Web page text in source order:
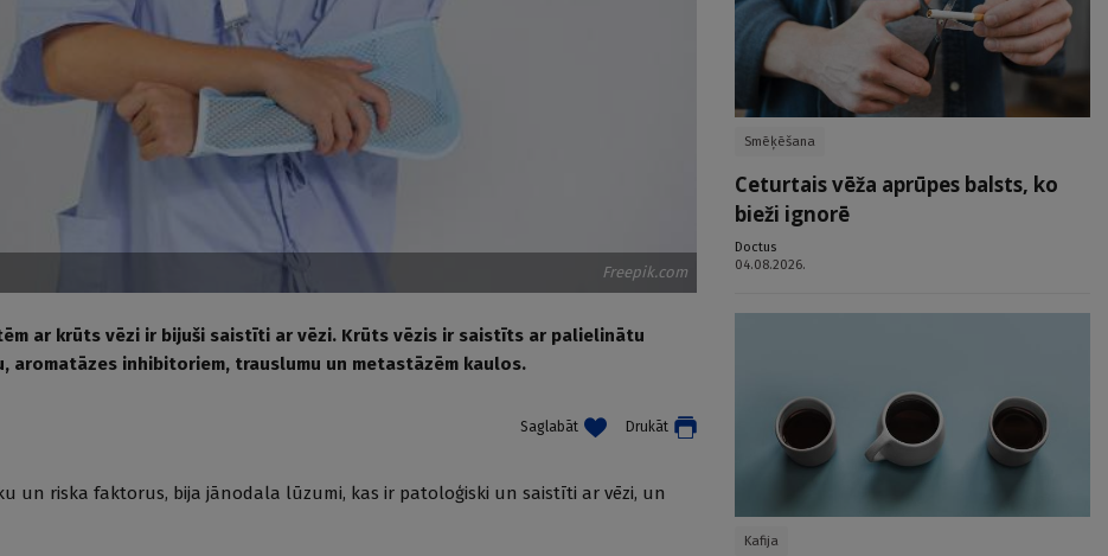
Freepik.com
ar krūts vēzi ir bijuši saistīti ar vēzi. Krūts vēzis ir saistīts ar palielinātu
inhibitoriem, trauslumu un metastāzēm kaulos.
Saglabāt Drukāt
un riska faktorus, bija jānodala lūzumi, kas ir patoloģiski un saistīti ar vēzi, un
Smēķēšana
Ceturtais vēža aprūpes balsts, ko
bieži ignorē
Doctus
04.08.2026.
Kafija